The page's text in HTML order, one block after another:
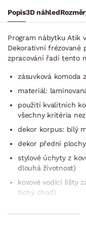
Popis3D náhled
Program nábytku Atik
Dekorativní frézované
zpracování řadí tento
zásuvková komoda
materiál:
použití kvalitních
všechny kritéria
dekor korpus: bílý
dekor přední
stylové úchyty z
dlouhá životnost)
kovové vodící lišty
tichý chod)